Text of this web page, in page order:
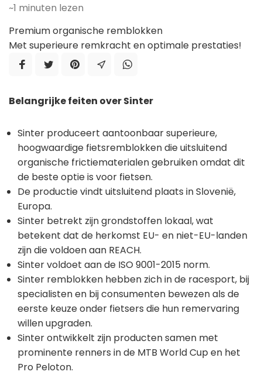
~1 minuten lezen
Premium organische remblokken
Met superieure remkracht en optimale prestaties!
Belangrijke feiten over Sinter
Sinter produceert aantoonbaar superieure,
hoogwaardige fietsremblokken die uitsluitend
organische frictiematerialen gebruiken omdat dit
de beste optie is voor fietsen.
De productie vindt uitsluitend plaats in Slovenië,
Europa.
Sinter betrekt zijn grondstoffen lokaal, wat
betekent dat de herkomst EU- en niet-EU-landen
zijn die voldoen aan REACH.
Sinter voldoet aan de ISO 9001-2015 norm.
Sinter remblokken hebben zich in de racesport, bij
specialisten en bij consumenten bewezen als de
eerste keuze onder fietsers die hun remervaring
willen upgraden.
Sinter ontwikkelt zijn producten samen met
prominente renners in de MTB World Cup en het
Pro Peloton.